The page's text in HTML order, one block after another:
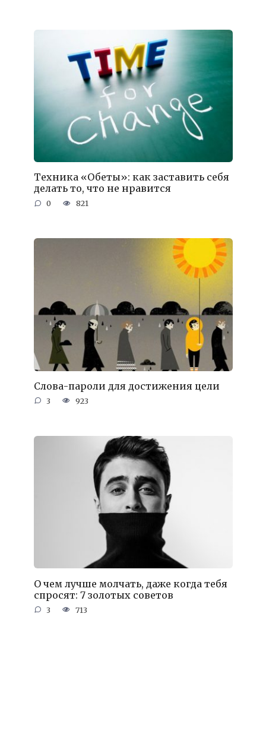
Техника «Обеты»: как заставить себя
делать то, что не нравится
0 821
Слова-пароли для достижения цели
3 923
О чем лучше молчать, даже когда тебя
спросят: 7 золотых советов
3 713